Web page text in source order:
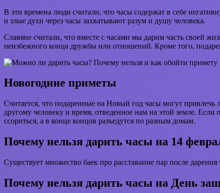
В эти времена люди считали, что часы содержат в себе
и злые духи через часы захватывают разум и душу человека.
Славяне считали, что вместе с часами мы дарим часть своей
неизбежного конца дружбы или отношений. Кроме того,
Новогодние приметы
Считается, что подаренные на Новый год часы могут привлечь
другому человеку и время, отведенное нам на этой земле.
ссориться, а в конце концов разъедутся по разным домам.
Почему нельзя дарить часы на 14
Существует множество баек про расставание пар после
Почему нельзя дарить часы на День